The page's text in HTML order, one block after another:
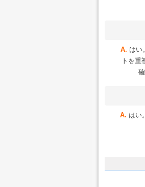
はい
トを重
はい